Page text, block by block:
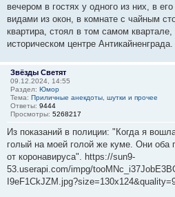
вечером в гостях у одного из них, в
видами из окон, в комнате с чайным
квартира, стоял в том самом квартале,
историческом центре
Звёзды Светят
09.12.2024, 14:55
Раздел: Юмор
Тема: Приличные анекдоты, шутки и прочее
Ответы: 9444
Просмотры: 5268217
Из показаний в полиции: "Когда я
голый на моей голой же куме. Они оба
от коронавируса". https://sun9-
53.userapi.com/impg/